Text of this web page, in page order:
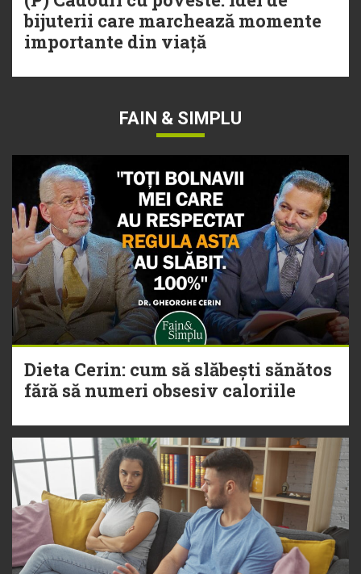
bijuterii care marchează momente
importante din viață
FAIN & SIMPLU
Dieta Cerin: cum să slăbești sănătos
fără să numeri obsesiv caloriile